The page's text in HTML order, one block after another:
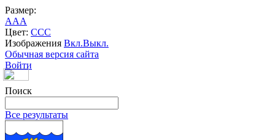
Размер:
AAA
Цвет: CCC
Изображения Вкл.Выкл.
Обычная версия сайта
Войти
Поиск
Все результаты